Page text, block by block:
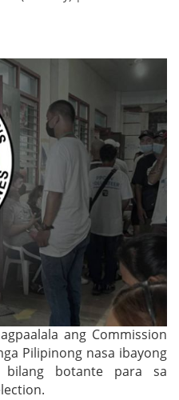
ang Commission
Pilipinong nasa ibayong
bilang botante para sa